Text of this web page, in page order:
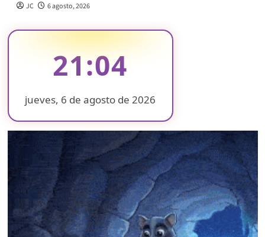
JC 6 agosto, 2026
21:04
jueves, 6 de agosto de 2026
❄
❄ ❄
❄
❄
❄
❄